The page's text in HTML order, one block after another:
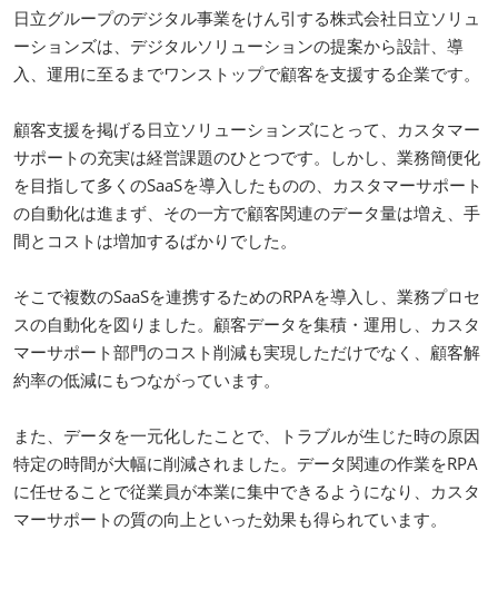
日立グループのデジタル事業をけん引する株式会社日立ソリュ
ーションズは、デジタルソリューションの提案から設計、導
入、運用に至るまでワンストップで顧客を支援する企業です。
顧客支援を掲げる日立ソリューションズにとって、カスタマー
サポートの充実は経営課題のひとつです。しかし、業務簡便化
を目指して多くのSaaSを導入したものの、カスタマーサポート
の自動化は進まず、その一方で顧客関連のデータ量は増え、手
間とコストは増加するばかりでした。
そこで複数のSaaSを連携するためのRPAを導入し、業務プロセ
スの自動化を図りました。顧客データを集積・運用し、カスタ
マーサポート部門のコスト削減も実現しただけでなく、顧客解
約率の低減にもつながっています。
また、データを一元化したことで、トラブルが生じた時の原因
特定の時間が大幅に削減されました。データ関連の作業をRPA
に任せることで従業員が本業に集中できるようになり、カスタ
マーサポートの質の向上といった効果も得られています。